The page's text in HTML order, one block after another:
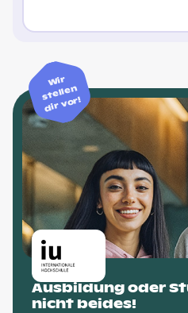
Wir
stellen
dir vor!
Ausbildung oder
nicht beides!